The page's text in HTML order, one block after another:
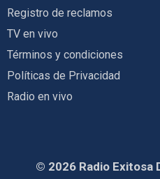
Registro de reclamos
TV en vivo
Términos y condiciones
Políticas de Privacidad
Radio en vivo
© 2026 Radio Exitosa